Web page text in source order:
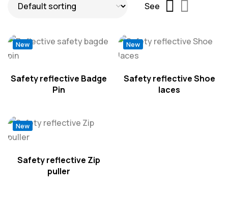
See
New
Safety reflective Badge
Pin
New
Safety reflective Shoe
laces
New
Safety reflective Zip
puller